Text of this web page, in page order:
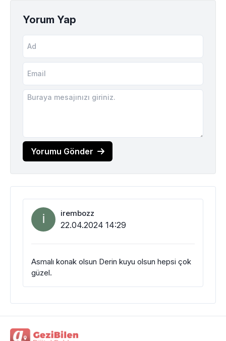
Yorum Yap
Yorumu Gönder
I irembozz
22.04.2024 14:29
Asmalı konak olsun Derin kuyu olsun hepsi çok
güzel.